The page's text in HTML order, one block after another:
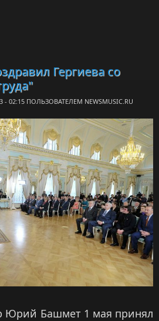
Гергиева со
- 02:15 ПОЛЬЗОВАТЕЛЕМ NEWSMUSIC.RU
Юрий Башмет 1 мая принял